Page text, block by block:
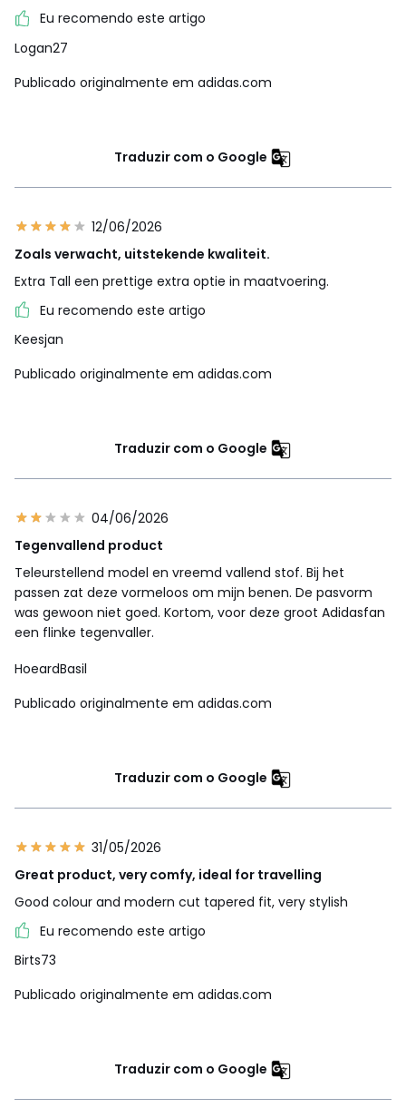
Eu recomendo este artigo
Logan27
Publicado originalmente em adidas.com
Traduzir com o Google
12/06/2026
Zoals verwacht, uitstekende kwaliteit.
Extra Tall een prettige extra optie in maatvoering.
Eu recomendo este artigo
Keesjan
Publicado originalmente em adidas.com
Traduzir com o Google
04/06/2026
Tegenvallend product
Teleurstellend model en vreemd vallend stof. Bij het
passen zat deze vormeloos om mijn benen. De pasvorm
was gewoon niet goed. Kortom, voor deze groot Adidasfan
een flinke tegenvaller.
HoeardBasil
Publicado originalmente em adidas.com
Traduzir com o Google
31/05/2026
Great product, very comfy, ideal for travelling
Good colour and modern cut tapered fit, very stylish
Eu recomendo este artigo
Birts73
Publicado originalmente em adidas.com
Traduzir com o Google